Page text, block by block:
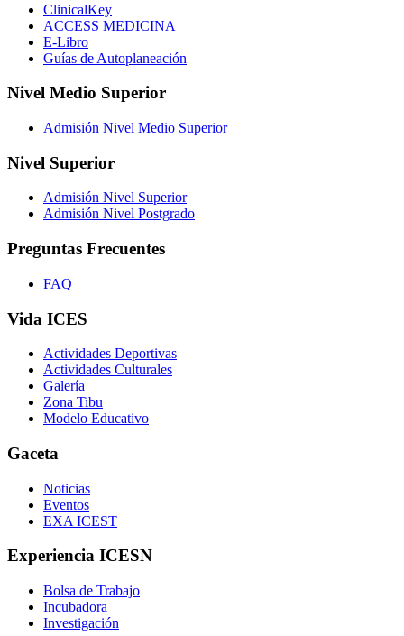
ClinicalKey
ACCESS MEDICINA
E-Libro
Guías de Autoplaneación
Nivel Medio Superior
Admisión Nivel Medio Superior
Nivel Superior
Admisión Nivel Superior
Admisión Nivel Postgrado
Preguntas Frecuentes
FAQ
Vida ICES
Actividades Deportivas
Actividades Culturales
Galería
Zona Tibu
Modelo Educativo
Gaceta
Noticias
Eventos
EXA ICEST
Experiencia ICESN
Bolsa de Trabajo
Incubadora
Investigación